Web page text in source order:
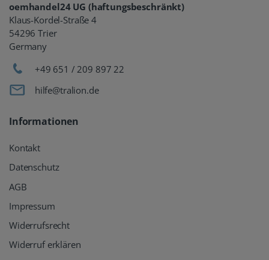
oemhandel24 UG (haftungsbeschränkt)
Klaus-Kordel-Straße 4
54296 Trier
Germany
+49 651 / 209 897 22
hilfe@tralion.de
Informationen
Kontakt
Datenschutz
AGB
Impressum
Widerrufsrecht
Widerruf erklären